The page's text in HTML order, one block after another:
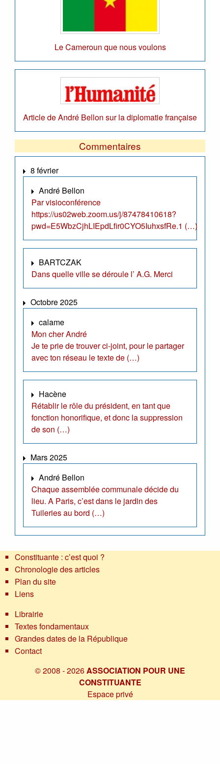
Le Cameroun que nous voulons
Article de André Bellon sur la diplomatie française
Commentaires
8 février
André Bellon
Par visioconférence
https://us02web.zoom.us/j/87478410618?
pwd=E5WbzCjhLIEpdLfir0CYO5IuhxsfRe.1 (…)
BARTCZAK
Dans quelle ville se déroule l’ A.G. Merci
Octobre 2025
calame
Mon cher André
Je te prie de trouver ci-joint, pour le partager
avec ton réseau le texte de (…)
Hacène
Rétablir le rôle du président, en tant que
fonction honorifique, et donc la suppression
de son (…)
Mars 2025
André Bellon
Chaque assemblée communale décide du
lieu. A Paris, c’est dans le jardin des
Tuileries au bord (…)
Constituante : c’est quoi ?
Chronologie des articles
Plan du site
Liens
Librairie
Textes fondamentaux
Grandes dates de la République
Contact
© 2008 - 2026ASSOCIATION POUR UNE
CONSTITUANTE
Espace privé